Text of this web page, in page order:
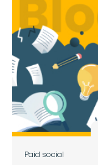
Paid social